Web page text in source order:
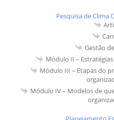
Pesquisa de Clima
Gestão
Módulo II –
Módulo III – Etapas do
Módulo IV – Modelos de